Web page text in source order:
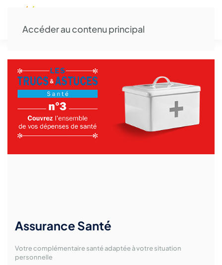
Accéder au contenu principal
Assurance Santé
Votre complémentaire santé adaptée à votre situation
personnelle